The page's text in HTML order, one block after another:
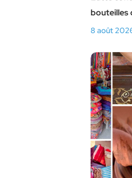
bouteilles
8 août